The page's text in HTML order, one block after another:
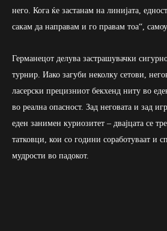
него. Кога ќе застанам на линијата,
сакам да направам и го правам тоа“,
Германецот делува застрашувачки
турнир. Иако загуби неколку сетови,
ласерски прецизниот бекхенд ниту во
во реална опасност. Зад неговата и зад
еден занимен куриозитет – двајцата се
татковци, кои со години соработуваат и
мудрости во падокот.